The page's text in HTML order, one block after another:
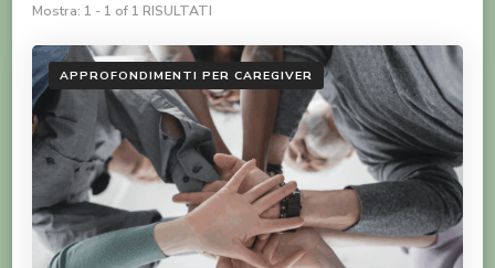
Mostra: 1 - 1 of 1 RISULTATI
APPROFONDIMENTI PER CAREGIVER